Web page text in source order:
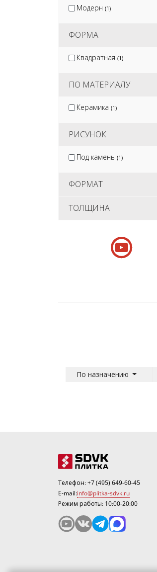
Модерн (1)
ФОРМА
Квадратная (1)
ПО МАТЕРИАЛУ
Керамика (1)
РИСУНОК
Под камень (1)
ФОРМАТ
ТОЛЩИНА
По назначению
Телефон:+7 (495) 649-60-45
E-mail:info@plitka-sdvk.ru
Режим работы: 10:00-20:00